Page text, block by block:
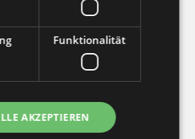
passenden Künstler für
Funktionalität
AKZEPTIEREN